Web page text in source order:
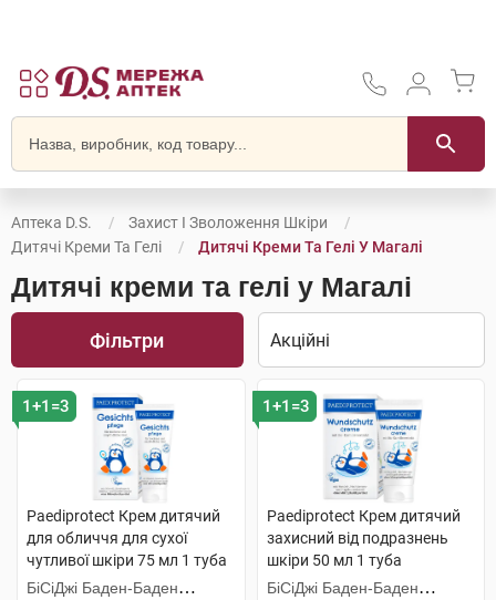
Аптека D.S.
Захист І Зволоження Шкіри
Дитячі Креми Та Гелі
Дитячі Креми Та Гелі У Магалі
Дитячі креми та гелі у Магалі
Фільтри
1+1=3
Paediprotect Крем дитячий
для обличчя для сухої
чутливої шкіри 75 мл 1 туба
БіСіДжі Баден-Баден
1+1=3
Paediprotect Крем дитячий
захисний від подразнень
шкіри 50 мл 1 туба
БіСіДжі Баден-Баден